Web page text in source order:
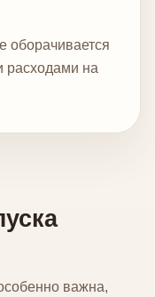
оборачивается
расходами на
важна,